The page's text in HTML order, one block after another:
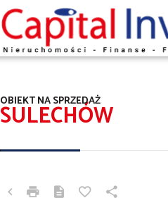
SULECHÓW
OBIEKT NA SPRZEDAŻ